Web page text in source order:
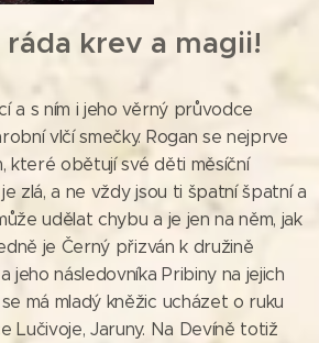
krev a magii!
a s ním i jeho věrný průvodce
vlčí smečky. Rogan se nejprve
které obětují své děti měsíční
zlá, a ne vždy jsou ti špatní špatní a
udělat chybu a je jen na něm, jak
je Černý přizván k družině
jeho následovníka Pribiny na jejich
má mladý kněžic ucházet o ruku
Lučivoje, Jaruny. Na Devíně totiž